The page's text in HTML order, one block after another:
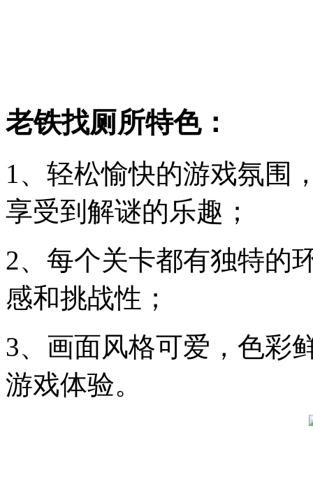
老铁找厕所特色：
1、轻松愉快的游戏氛围
享受到解谜的乐趣；
2、每个关卡都有独特的
感和挑战性；
3、画面风格可爱，色彩
游戏体验。